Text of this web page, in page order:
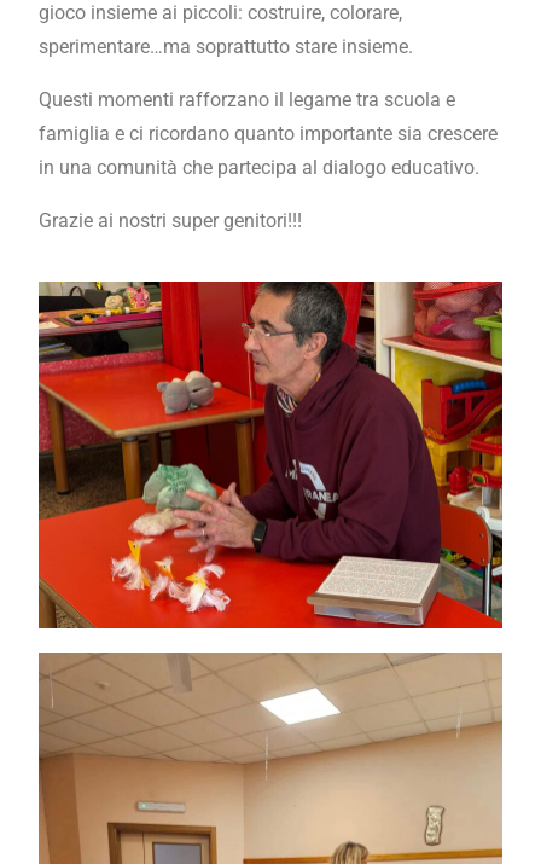
gioco insieme ai piccoli: costruire, colorare,
sperimentare…ma soprattutto stare insieme.
Questi momenti rafforzano il legame tra scuola e
famiglia e ci ricordano quanto importante sia crescere
in una comunità che partecipa al dialogo educativo.
Grazie ai nostri super genitori!!!